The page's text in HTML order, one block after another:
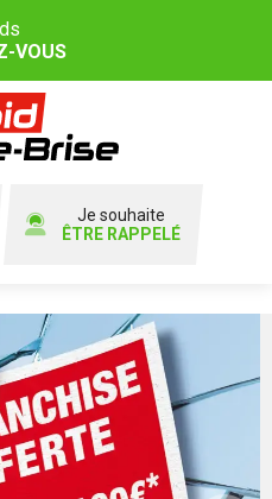
VOUS
Je souhaite
ÊTRE RAPPELÉ